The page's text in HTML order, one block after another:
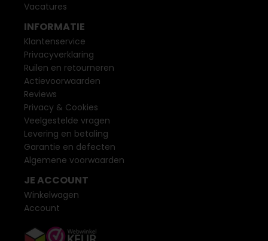
Vacatures
INFORMATIE
Klantenservice
Privacyverklaring
Ruilen en retourneren
Actievoorwaarden
Reviews
Privacy & Cookies
Veelgestelde vragen
Levering en betaling
Garantie en defecten
Algemene voorwaarden
JE ACCOUNT
Winkelwagen
Account